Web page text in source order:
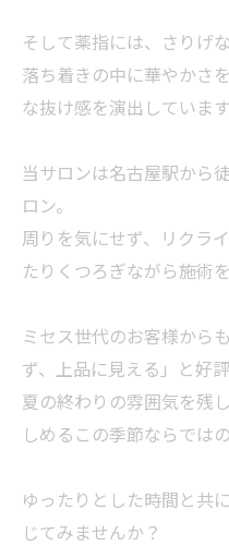
そして薬指には、さりげ
落ち着きの中に華やかさ
な抜け感を演出しています
当サロンは名古屋駅から
ロン。
周りを気にせず、リクラ
たりくつろぎながら施術
ミセス世代のお客様から
ず、上品に見える」と好
夏の終わりの雰囲気を残
しめるこの季節ならでは
ゆったりとした時間と共
じてみませんか？